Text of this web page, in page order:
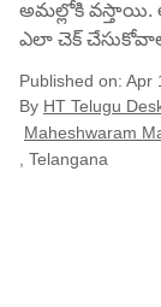
అమల్లోకి వస్తాయి.
ఎలా చెక్
Published on: Apr
By HT Telugu
Maheshwaram
, Telangana